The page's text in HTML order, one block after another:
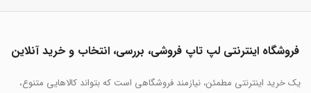
فروشگاه اینترنتی لپ تاپ فروشی، بررسی، انتخاب و خرید آنلاین
یک خرید اینترنتی مطمئن، نیازمند فروشگاهی است که بتواند کالاهایی متنوع،